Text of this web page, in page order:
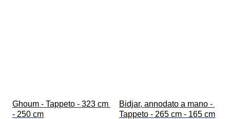
Ghoum - Tappeto - 323 cm
- 250 cm
Bidjar, annodato a mano -
Tappeto - 265 cm - 165 cm